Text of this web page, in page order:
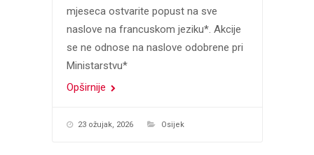
mjeseca ostvarite popust na sve
naslove na francuskom jeziku*. Akcije
se ne odnose na naslove odobrene pri
Ministarstvu*
Opširnije
23 ožujak, 2026 Osijek